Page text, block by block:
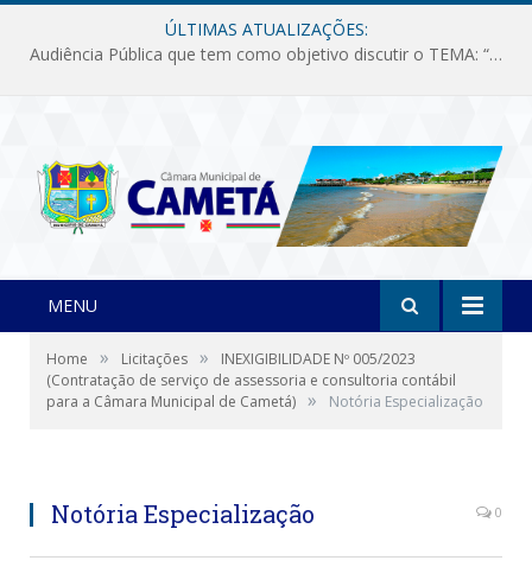
ÚLTIMAS ATUALIZAÇÕES:
Audiência Pública que tem como objetivo discutir o TEMA: “Fornecimento de Energia Elétrica em Debate: Tarifas, Qualidade e Atendimento dos Serviços”
MENU
Home » Licitações »
INEXIGIBILIDADE Nº 005/2023
(Contratação de serviço de assessoria e consultoria contábil
para a Câmara Municipal de Cametá) » Notória Especialização
Notória Especialização 0